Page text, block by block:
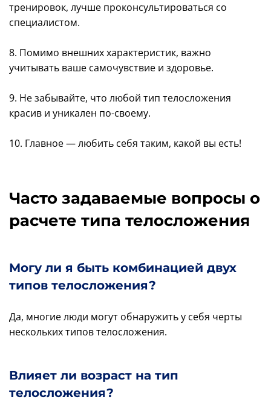
тренировок, лучше проконсультироваться со
специалистом.
8. Помимо внешних характеристик, важно
учитывать ваше самочувствие и здоровье.
9. Не забывайте, что любой тип телосложения
красив и уникален по-своему.
10. Главное — любить себя таким, какой вы есть!
Часто задаваемые вопросы о
расчете типа телосложения
Могу ли я быть комбинацией двух
типов телосложения?
Да, многие люди могут обнаружить у себя черты
нескольких типов телосложения.
Влияет ли возраст на тип
телосложения?